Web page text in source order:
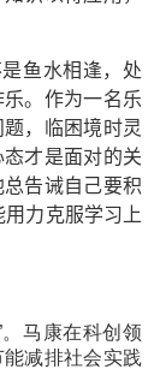
鱼水相逢，处
。作为一名乐
，临困境时灵
才是面对的关
告诫自己要积
力克服学习上
马康在科创领
减排社会实践